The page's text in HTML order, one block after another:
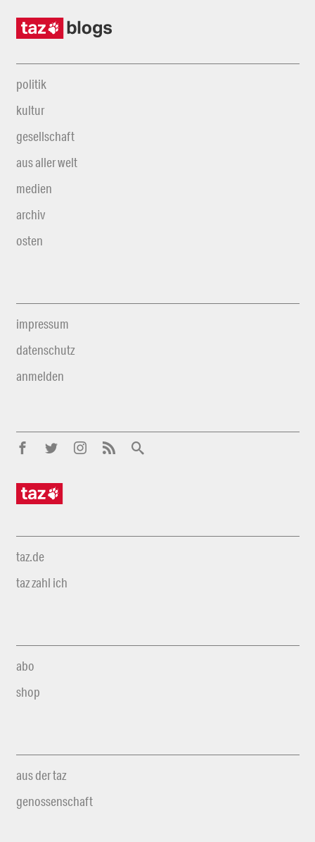
politik
kultur
gesellschaft
aus aller welt
medien
archiv
osten
impressum
datenschutz
anmelden
taz.de
taz zahl ich
abo
shop
aus der taz
genossenschaft